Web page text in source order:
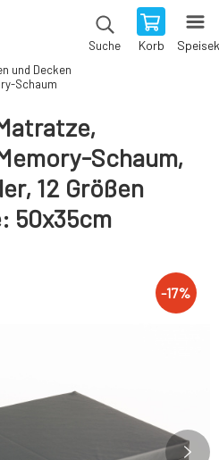
Suche Korb
und Decken
Schaum
Schaum,
12 Größen
50x35cm
-17%